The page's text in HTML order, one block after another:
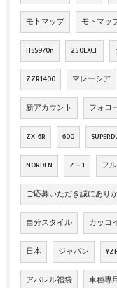
モトマップ モトマッ
HSS970n 250EXCF
ZZR1400 マレーシア
新アカウント フォロ
ZX‐6R 600
NORDEN Z－1 フ
ご応募いただき誠にあり
自分スタイル カッコ
日本 ジャパン
アパレル福袋 車種専